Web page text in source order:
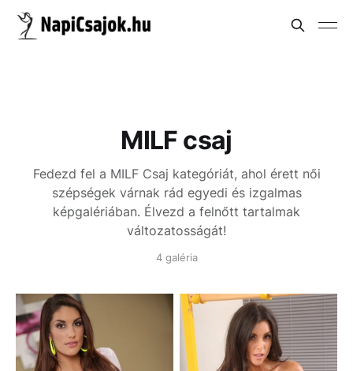
MILF csaj
Fedezd fel a MILF Csaj kategóriát, ahol érett női
szépségek várnak rád egyedi és izgalmas
képgalériában. Élvezd a felnőtt tartalmak
változatosságát!
4 galéria